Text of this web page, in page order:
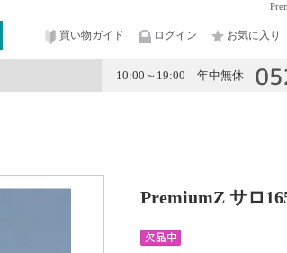
買い物ガイド ログイン お気に入り
10:00～19:00 年中無休
PremiumZ サロ